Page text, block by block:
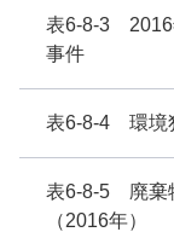
表6-8-3 2016
事件
表6-8-4 環境
表6-8-5 廃棄
（2016年）